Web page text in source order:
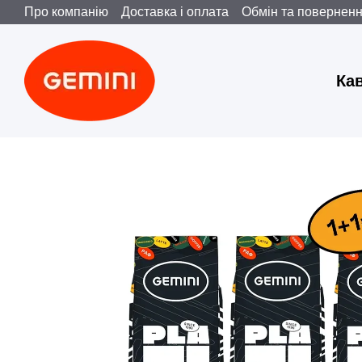
Перейти до основного контенту
Про компанію Доставка і оплата Обмін та